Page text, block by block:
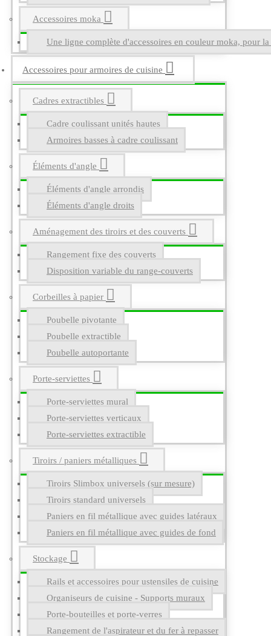
Accessoires moka
Une ligne complète d'accessoires en couleur moka, pour
Accessoires pour armoires de cuisine
Cadres extractibles
Cadre coulissant unités hautes
Armoires basses à cadre coulissant
Éléments d'angle
Éléments d'angle arrondis
Éléments d'angle droits
Aménagement des tiroirs et des couverts
Rangement fixe des couverts
Disposition variable du range-couverts
Corbeilles à papier
Poubelle pivotante
Poubelle extractible
Poubelle autoportante
Porte-serviettes
Porte-serviettes mural
Porte-serviettes verticaux
Porte-serviettes extractible
Tiroirs / paniers métalliques
Tiroirs Slimbox universels (sur mesure)
Tiroirs standard universels
Paniers en fil métallique avec guides latéraux
Paniers en fil métallique avec guides de fond
Stockage
Rails et accessoires pour ustensiles de cuisine
Organiseurs de cuisine - Supports muraux
Porte-bouteilles et porte-verres
Rangement de l'aspirateur et du fer à repasser